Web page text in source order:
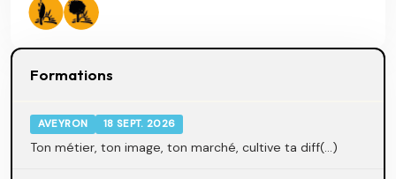
Formations
AVEYRON 18 SEPT. 2026
Ton métier, ton image, ton marché, cultive ta diff(...)